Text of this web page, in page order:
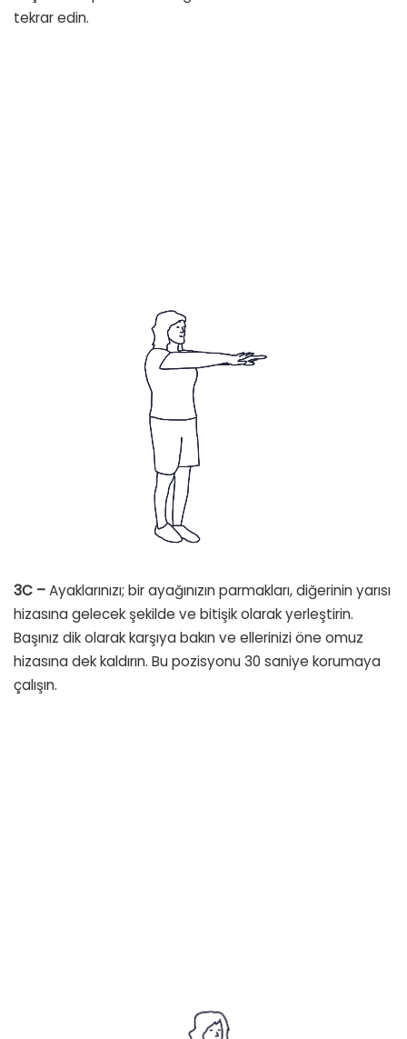
tekrar edin.
3C –Ayaklarınızı; bir ayağınızın parmakları, diğerinin yarısı
hizasına gelecek şekilde ve bitişik olarak yerleştirin.
Başınız dik olarak karşıya bakın ve ellerinizi öne omuz
hizasına dek kaldırın. Bu pozisyonu 30 saniye korumaya
çalışın.